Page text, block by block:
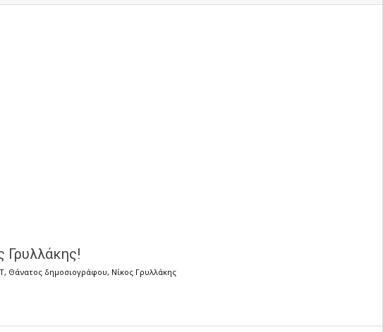
Γρυλλάκης!
, Θάνατος δημοσιογράφου, Νίκος Γρυλλάκης